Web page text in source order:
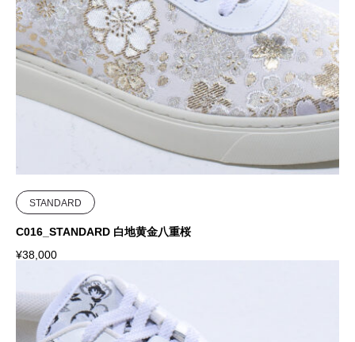
STANDARD
C016_STANDARD 白地黄金八重桜
¥38,000